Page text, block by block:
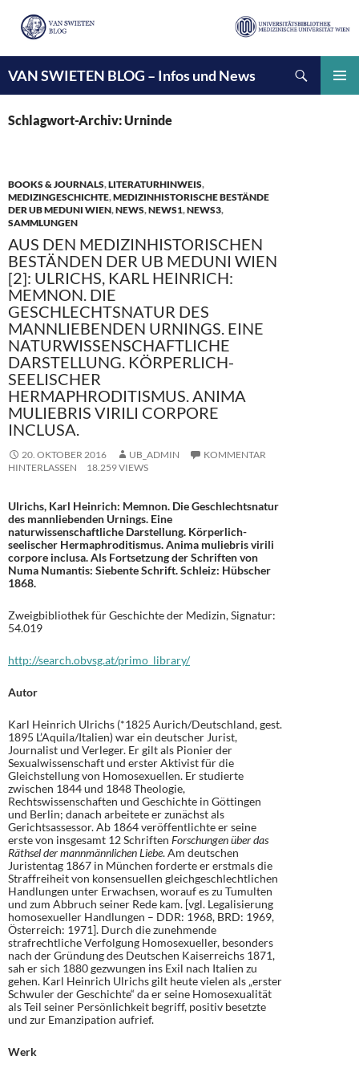
VAN SWIETEN BLOG – Infos und News
INHALT
SPRINGEN
Schlagwort-Archiv: Urninde
BOOKS & JOURNALS,LITERATURHINWEIS,
MEDIZINGESCHICHTE,MEDIZINHISTORISCHE BESTÄNDE
DER UB MEDUNI WIEN,NEWS,NEWS1,NEWS3,
SAMMLUNGEN
AUS DEN MEDIZINHISTORISCHEN
BESTÄNDEN DER UB MEDUNI WIEN
[2]: ULRICHS, KARL HEINRICH:
MEMNON. DIE
GESCHLECHTSNATUR DES
MANNLIEBENDEN URNINGS. EINE
NATURWISSENSCHAFTLICHE
DARSTELLUNG. KÖRPERLICH-
SEELISCHER
HERMAPHRODITISMUS. ANIMA
MULIEBRIS VIRILI CORPORE
INCLUSA.
20. OKTOBER 2016 UB_ADMIN
KOMMENTAR
HINTERLASSEN
18.259 VIEWS
Ulrichs, Karl Heinrich: Memnon. Die Geschlechtsnatur
des mannliebenden Urnings. Eine
naturwissenschaftliche Darstellung. Körperlich-
seelischer Hermaphroditismus. Anima muliebris virili
corpore inclusa. Als Fortsetzung der Schriften von
Numa Numantis: Siebente Schrift. Schleiz: Hübscher
1868.
Zweigbibliothek für Geschichte der Medizin, Signatur:
54.019
http://search.obvsg.at/primo_library/
Autor
Karl Heinrich Ulrichs (*1825 Aurich/Deutschland, gest.
1895 L’Aquila/Italien) war ein deutscher Jurist,
Journalist und Verleger. Er gilt als Pionier der
Sexualwissenschaft und erster Aktivist für die
Gleichstellung von Homosexuellen. Er studierte
zwischen 1844 und 1848 Theologie,
Rechtswissenschaften und Geschichte in Göttingen
und Berlin; danach arbeitete er zunächst als
Gerichtsassessor. Ab 1864 veröffentlichte er seine
erste von insgesamt 12 Schriften Forschungen über das
Räthsel der mannmännlichen Liebe. Am deutschen
Juristentag 1867 in München forderte er erstmals die
Straffreiheit von konsensuellen gleichgeschlechtlichen
Handlungen unter Erwachsen, worauf es zu Tumulten
und zum Abbruch seiner Rede kam. [vgl. Legalisierung
homosexueller Handlungen – DDR: 1968, BRD: 1969,
Österreich: 1971]. Durch die zunehmende
strafrechtliche Verfolgung Homosexueller, besonders
nach der Gründung des Deutschen Kaiserreichs 1871,
sah er sich 1880 gezwungen ins Exil nach Italien zu
gehen. Karl Heinrich Ulrichs gilt heute vielen als „erster
Schwuler der Geschichte“ da er seine Homosexualität
als Teil seiner Persönlichkeit begriff, positiv besetzte
und zur Emanzipation aufrief.
Werk